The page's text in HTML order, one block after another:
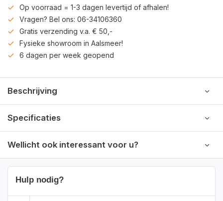
Op voorraad = 1-3 dagen levertijd of afhalen!
Vragen? Bel ons: 06-34106360
Gratis verzending v.a. € 50,-
Fysieke showroom in Aalsmeer!
6 dagen per week geopend
Beschrijving
Specificaties
Wellicht ook interessant voor u?
Hulp nodig?